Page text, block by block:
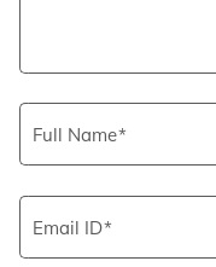
Full Name
Email ID